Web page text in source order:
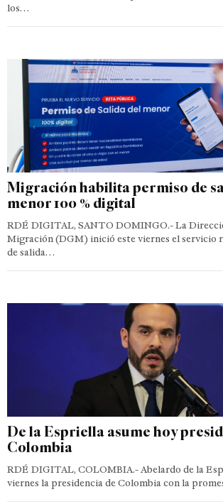
los…
Migración habilita permiso de
menor 100 % digital
RDÉ DIGITAL, SANTO DOMINGO.- La
Migración (DGM) inició este viernes el servicio
de salida…
De la Espriella asume hoy
Colombia
RDÉ DIGITAL, COLOMBIA.- Abelardo de la
viernes la presidencia de Colombia con la